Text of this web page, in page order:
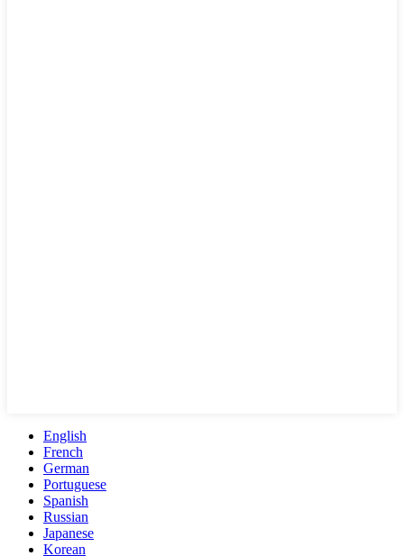
English
French
German
Portuguese
Spanish
Russian
Japanese
Korean